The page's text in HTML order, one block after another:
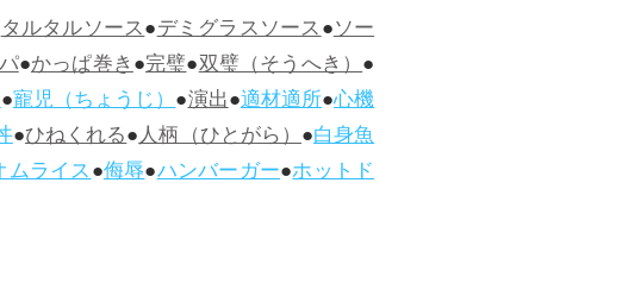
タルタルソース●デミグラスソース●ソー
●かっぱ巻き●完璧●双璧（そうへき）●
●寵児（ちょうじ）●演出●適材適所●心機
●ひねくれる●人柄（ひとがら）●白身魚
ムライス●侮辱●ハンバーガー●ホットド